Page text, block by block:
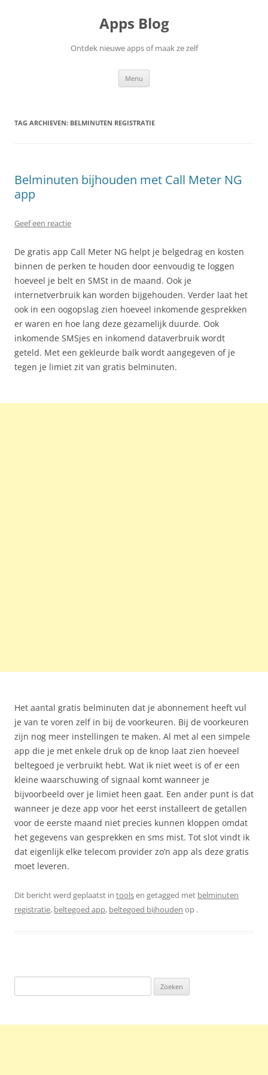
Apps Blog
Ontdek nieuwe apps of maak ze zelf
Menu
TAG ARCHIEVEN: BELMINUTEN REGISTRATIE
Belminuten bijhouden met Call Meter NG
app
Geef een reactie
De gratis app Call Meter NG helpt je belgedrag en kosten
binnen de perken te houden door eenvoudig te loggen
hoeveel je belt en SMSt in de maand. Ook je
internetverbruik kan worden bijgehouden. Verder laat het
ook in een oogopslag zien hoeveel inkomende gesprekken
er waren en hoe lang deze gezamelijk duurde. Ook
inkomende SMSjes en inkomend dataverbruik wordt
geteld. Met een gekleurde balk wordt aangegeven of je
tegen je limiet zit van gratis belminuten.
Het aantal gratis belminuten dat je abonnement heeft vul
je van te voren zelf in bij de voorkeuren. Bij de voorkeuren
zijn nog meer instellingen te maken. Al met al een simpele
app die je met enkele druk op de knop laat zien hoeveel
beltegoed je verbruikt hebt. Wat ik niet weet is of er een
kleine waarschuwing of signaal komt wanneer je
bijvoorbeeld over je limiet heen gaat. Een ander punt is dat
wanneer je deze app voor het eerst installeert de getallen
voor de eerste maand niet precies kunnen kloppen omdat
het gegevens van gesprekken en sms mist. Tot slot vindt ik
dat eigenlijk elke telecom provider zo’n app als deze gratis
moet leveren.
Dit bericht werd geplaatst in toolsen getagged met belminuten
registratie, beltegoed app, beltegoed bijhouden op .
naar: